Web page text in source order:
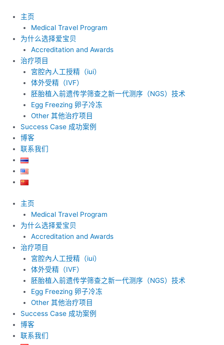
主页
Medical Travel Program
为什么选择爱宝贝
Accreditation and Awards
治疗项目
宮腔內人工授精（iui）
体外受精（IVF）
胚胎植入前遗传学筛查之新一代测序（NGS）技术
Egg Freezing 卵子冷冻
Other 其他治疗项目
Success Case 成功案例
博客
联系我们
主页
Medical Travel Program
为什么选择爱宝贝
Accreditation and Awards
治疗项目
宮腔內人工授精（iui）
体外受精（IVF）
胚胎植入前遗传学筛查之新一代测序（NGS）技术
Egg Freezing 卵子冷冻
Other 其他治疗项目
Success Case 成功案例
博客
联系我们